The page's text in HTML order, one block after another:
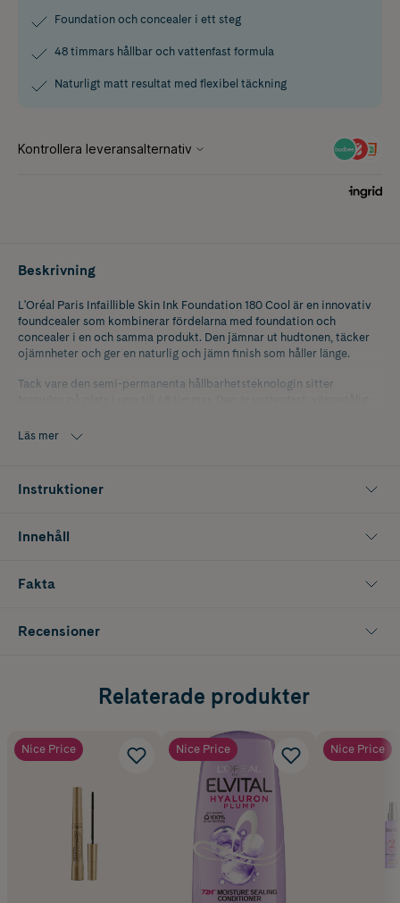
Foundation och concealer i ett steg
48 timmars hållbar och vattenfast formula
Naturligt matt resultat med flexibel täckning
Beskrivning
L'Oréal Paris Infaillible Skin Ink Foundation 180 Cool är en innovativ
foundcealer som kombinerar fördelarna med foundation och
concealer i en och samma produkt. Den jämnar ut hudtonen, täcker
ojämnheter och ger en naturlig och jämn finish som håller länge.
Tack vare den semi-permanenta hållbarhetsteknologin sitter
enkelt in i huden, känns flexibel och behaglig, och ger medium
Nyans: 180 Cool.
Läs mer
Instruktioner
Innehåll
Fakta
Recensioner
Relaterade produkter
Nice Price Nice Price Nice Price